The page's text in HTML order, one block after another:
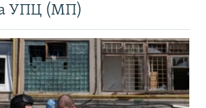
УПЦ (МП)